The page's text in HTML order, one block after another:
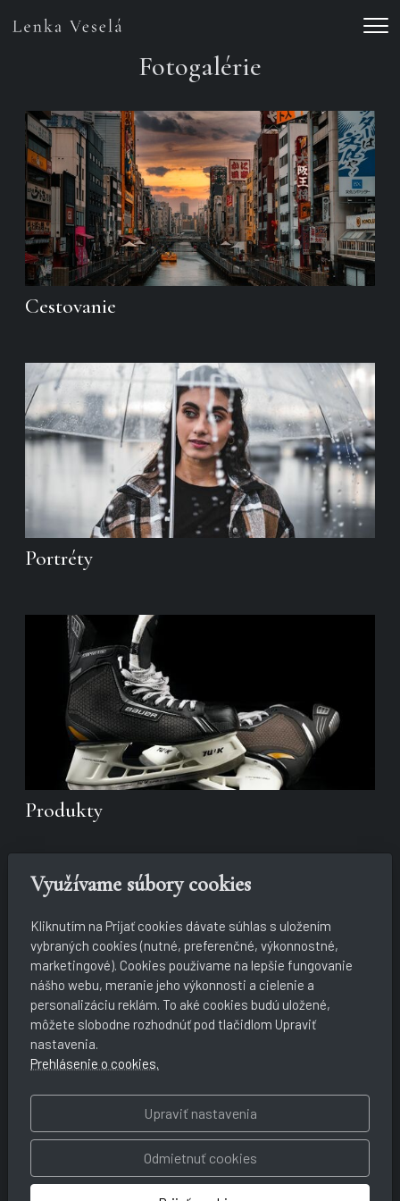
Fotogalérie
Cestovanie
Portréty
Produkty
Koncerty
Využívame súbory cookies
Kliknutím na Prijať cookies dávate súhlas s uložením
vybraných cookies (nutné, preferenčné, výkonnostné,
marketingové). Cookies používame na lepšie fungovanie
nášho webu, meranie jeho výkonnosti a cielenie a
personalizáciu reklám. To aké cookies budú uložené,
môžete slobodne rozhodnúť pod tlačidlom Upraviť
nastavenia.
Prehlásenie o cookies.
Upraviť nastavenia
Odmietnuť cookies